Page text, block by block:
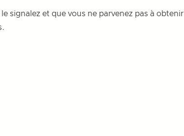
signalez et que vous ne parvenez pas à obtenir